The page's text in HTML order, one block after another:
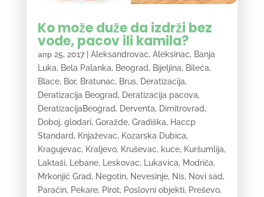
Ko može duže da izdrži bez
vode, pacov ili kamila?
апр 25, 2017| Aleksandrovac, Aleksinac, Banja
Luka, Bela Palanka, Beograd, Bijeljina, Bileća,
Blace, Bor, Bratunac, Brus, Deratizacija,
Deratizacija Beograd, Deratizacija pacova,
DeratizacijaBeograd, Derventa, Dimitrovrad,
Doboj, glodari, Goražde, Gradiška, Haccp
Standard, Knjaževac, Kozarska Dubica,
Kragujevac, Kraljevo, Kruševac, kuce, Kuršumlija,
Laktaši, Lebane, Leskovac, Lukavica, Modriča,
Mrkonjić Grad, Negotin, Nevesinje, Nis, Novi sad,
Paraćin, Pekare, Pirot, Poslovni objekti, Preševo,